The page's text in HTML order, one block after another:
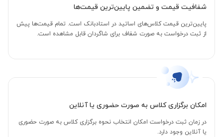
شفافیت قیمت و تضمین پایین‌ترین قیمت‌ها
پایین‌ترین قیمت کلاس‌های اساتید در استادبانک است. تمام قیمت‌ها پیش
از ثبت درخواست به صورت شفاف برای شاگردان قابل مشاهده است.
امکان برگزاری کلاس به صورت حضوری یا آنلاین
در زمان ثبت درخواست امکان انتخاب نحوه برگزاری کلاس به صورت حضوری
یا آنلاین وجود دارد.